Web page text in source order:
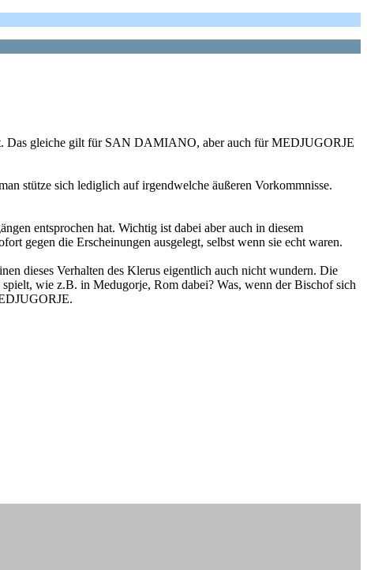
Das gleiche gilt für SAN DAMIANO, aber auch für MEDJUGORJE
stütze sich lediglich auf irgendwelche äußeren Vorkommnisse.
entsprochen hat. Wichtig ist dabei aber auch in diesem
gegen die Erscheinungen ausgelegt, selbst wenn sie echt waren.
dieses Verhalten des Klerus eigentlich auch nicht wundern. Die
wie z.B. in Medugorje, Rom dabei? Was, wenn der Bischof sich